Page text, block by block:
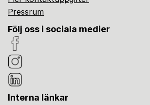
Pressrum
Följ oss i sociala medier
Interna länkar